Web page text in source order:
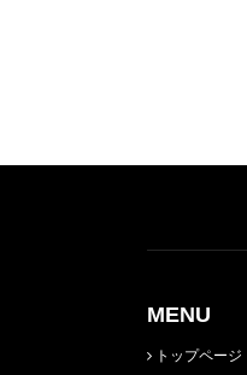
MENU
トップページ